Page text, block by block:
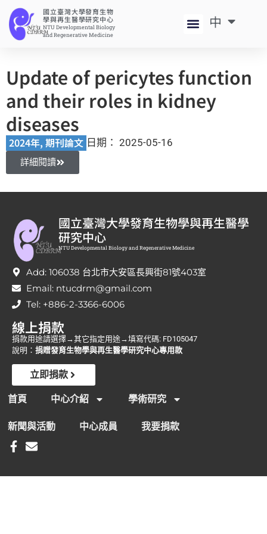
國立臺灣大學發育生物
學與再生醫學研究中心
NTU Developmental Biology
and Regenerative Medicine
中
EN
Update of pericytes function
and their roles in kidney
diseases
2024年, 期刊論文 日期： 2025-05-16
詳細閱讀
國立臺灣大學發育生物學與再生醫學
研究中心
NTU Developmental Biology and Regenerative Medicine
Add: 106038 台北市大安區長興街81號403室
Email: ntucdrm@gmail.com
Tel: +886-2-3366-6006
線上捐款
捐款用途請選擇→其它指定用途→填寫代碼: FD105047
說明： 捐贈發育生物學與再生醫學研究中心專用款
立即捐款
首頁 中心介紹 學術研究
新聞與活動 中心成員 我要捐款